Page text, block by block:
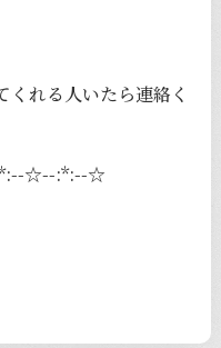
れる人いたら連絡く
☆--:*:--☆